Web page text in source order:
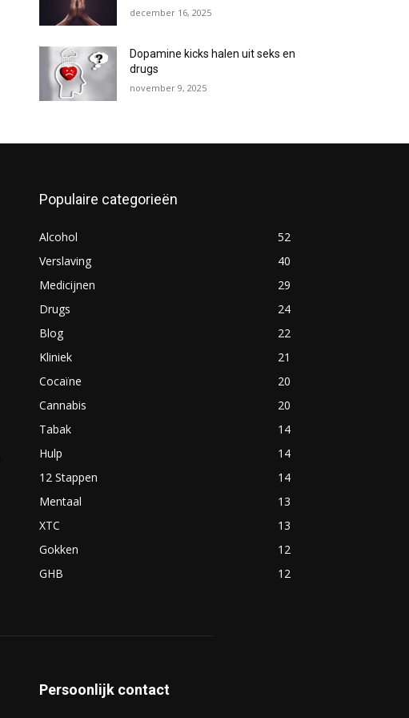
december 16, 2025
Dopamine kicks halen uit seks en
drugs
november 9, 2025
Populaire categorieën
Alcohol
52
Verslaving
40
Medicijnen
29
Drugs
24
Blog
22
Kliniek
21
Cocaïne
20
Cannabis
20
Tabak
14
Hulp
14
12 Stappen
14
Mentaal
13
XTC
13
Gokken
12
GHB
12
Persoonlijk contact